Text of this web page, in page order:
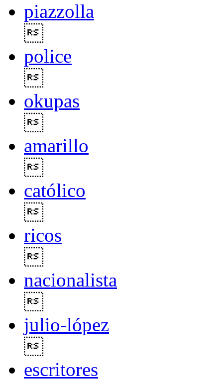
piazzolla
police
okupas
amarillo
católico
ricos
nacionalista
julio-lópez
escritores